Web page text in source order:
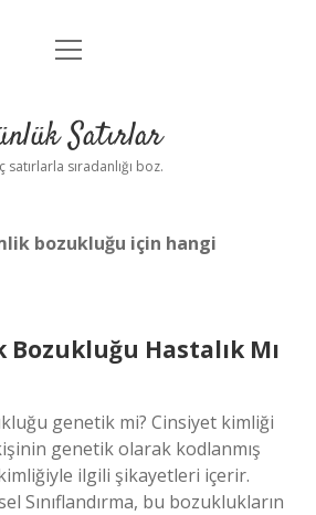
Anasayfa
Yasal Uyarı
menüyü
Satırlar
satırlarla sıradanlığı boz.
bozukluğu için hangi
Hastalık Mı
genetik mi? Cinsiyet kimliği
genetik olarak kodlanmış
ilgili şikayetleri içerir.
Sınıflandırma, bu bozuklukların